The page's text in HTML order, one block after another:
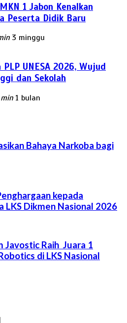
1 Jabon Kenalkan
Peserta Didik Baru
3 minggu
UNESA 2026, Wujud
dan Sekolah
1 bulan
Bahaya Narkoba bagi
kepada
LKS Dikmen Nasional 2026
Javostic Raih Juara 1
di LKS Nasional